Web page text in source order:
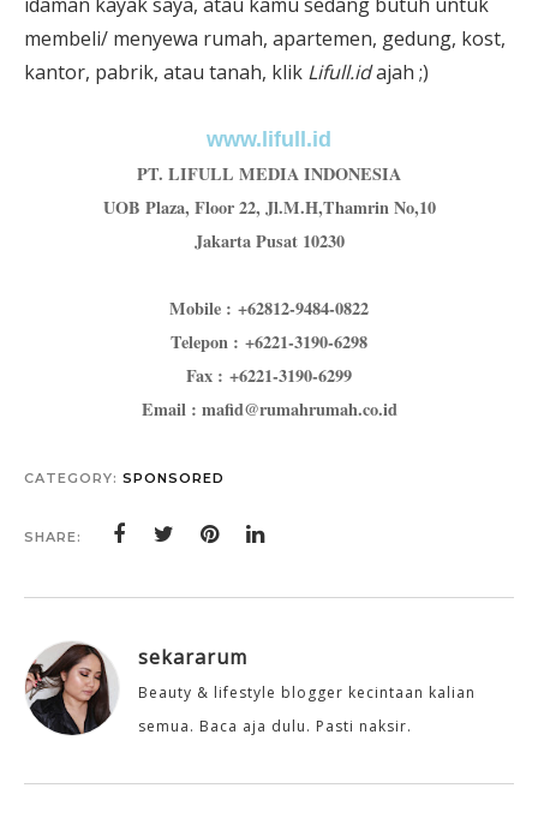
membeli/ menyewa rumah, apartemen, gedung, kost,
kantor, pabrik, atau tanah, klik Lifull.idajah ;)
www.lifull.id
PT. LIFULL MEDIA INDONESIA
UOB Plaza, Floor 22, Jl.M.H,Thamrin No,10
Jakarta Pusat 10230
Mobile : +62812-9484-0822
Telepon : +6221-3190-6298
Fax : +6221-3190-6299
Email : mafid@rumahrumah.co.id
CATEGORY: SPONSORED
SHARE:
sekararum
Beauty & lifestyle blogger kecintaan kalian
semua. Baca aja dulu. Pasti naksir.